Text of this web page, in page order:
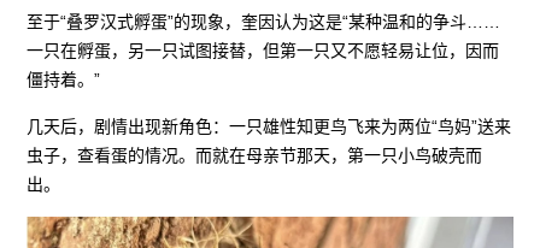
至于“叠罗汉式孵蛋”的现象，奎因认为这是“某种温和的争斗……
一只在孵蛋，另一只试图接替，但第一只又不愿轻易让位，因而
僵持着。”
几天后，剧情出现新角色：一只雄性知更鸟飞来为两位“鸟妈”送来
虫子，查看蛋的情况。而就在母亲节那天，第一只小鸟破壳而
出。